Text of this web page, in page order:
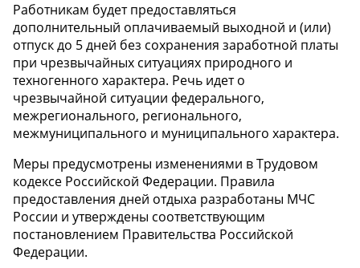
Работникам будет предоставляться
дополнительный оплачиваемый выходной и (или)
отпуск до 5 дней без сохранения заработной платы
при чрезвычайных ситуациях природного и
техногенного характера. Речь идет о
чрезвычайной ситуации федерального,
межрегионального, регионального,
межмуниципального и муниципального характера.
Меры предусмотрены изменениями в Трудовом
кодексе Российской Федерации. Правила
предоставления дней отдыха разработаны МЧС
России и утверждены соответствующим
постановлением Правительства Российской
Федерации.